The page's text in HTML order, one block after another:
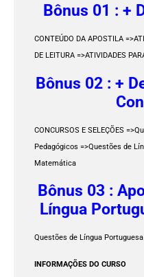
Bônus 01 : +
CONTEÚDO DA APOSTILA
DE LEITURA =>ATIVIDADES
Bônus 02 : +
CONCURSOS E SELEÇÕES
Pedagógicos =>Questões de
Matemática
Bônus 03 :
Língua
Questões de Língua Portuguesa
INFORMAÇÕES DO CURSO